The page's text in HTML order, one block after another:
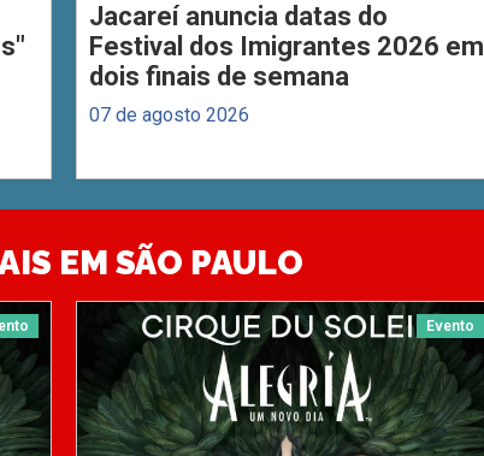
Jacareí anuncia datas do
Festival dos Imigrantes 2026 em
dois finais de semana
07 de agosto 2026
EM SÃO PAULO
Evento